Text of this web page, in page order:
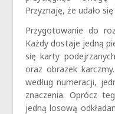
Przyznaję, że udało
Przygotowanie do
Każdy dostaje jedną
się karty
oraz obrazek
według numeracji,
znaczenia. Oprócz
jedną losową